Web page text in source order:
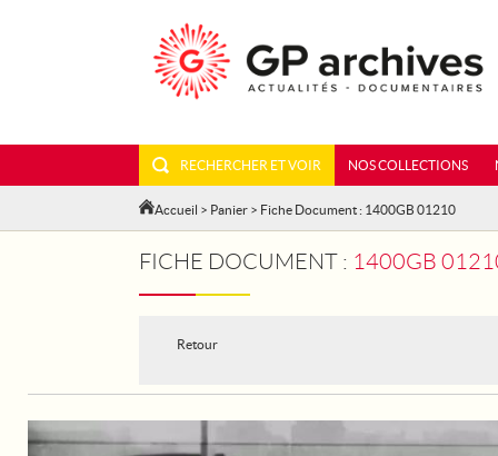
RECHERCHER ET VOIR NOS COLLECTIONS
Accueil > Panier > Fiche Document : 1400GB 01210
FICHE DOCUMENT : 1400GB 01210 -
Retour